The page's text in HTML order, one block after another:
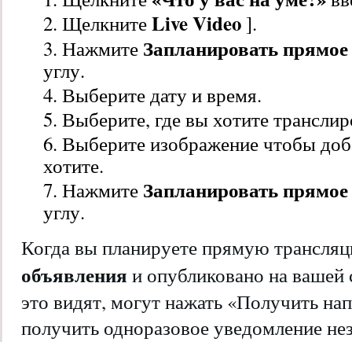
ЩелкнитеLive Video].
Нажмите Запланировать
углу.
Выберите дату и время.
Выберите, где вы хотите
Выберите изображение чтобы
хотите.
Нажмите Запланировать
углу.
Когда вы планируете прямую
объявления и опубликовано на
это видят, могут нажать «Получить
получить одноразовое уведомление